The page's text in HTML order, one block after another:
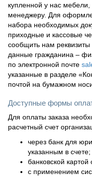
купленной у нас
менеджеру. Для
набора необходимых
приходные и кассовые
сообщить нам
данные гражданина –
по электронной почте
указанные в разделе
почтой на бумажном
Доступные формы
Для оплаты заказа
расчетный счет
через банк для
указанным в счете;
банковской картой
с применением